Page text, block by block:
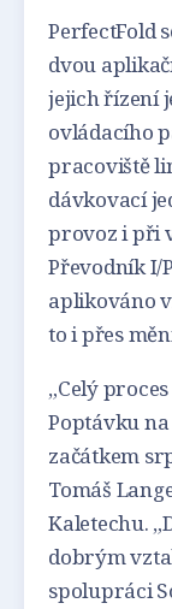
PerfectFold
dvou
jejich řízení
ovládacího
pracoviště
dávkovací
provoz i při
Převodník I/
aplikováno
to i přes
„Celý
Poptávku
začátkem
Tomáš
Kaletechu.
dobrým
spolupráci